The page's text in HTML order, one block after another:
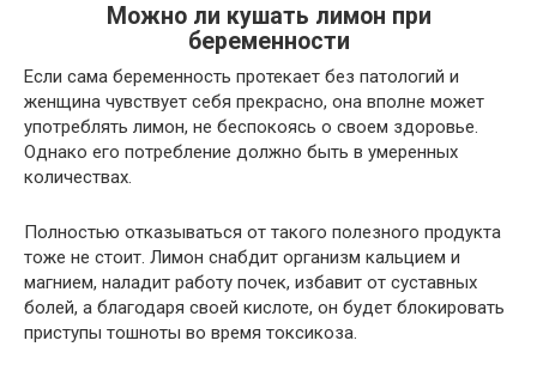
Можно ли кушать лимон при
беременности
Если сама беременность протекает без патологий и
женщина чувствует себя прекрасно, она вполне может
употреблять лимон, не беспокоясь о своем здоровье.
Однако его потребление должно быть в умеренных
количествах.
Полностью отказываться от такого полезного продукта
тоже не стоит. Лимон снабдит организм кальцием и
магнием, наладит работу почек, избавит от суставных
болей, а благодаря своей кислоте, он будет блокировать
приступы тошноты во время токсикоза.